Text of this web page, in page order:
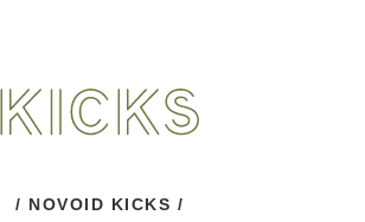
/ NOVOID KICKS /